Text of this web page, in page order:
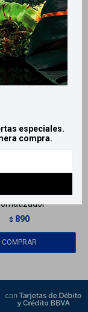
especiales.
compra.
Llega HOY
$ 890